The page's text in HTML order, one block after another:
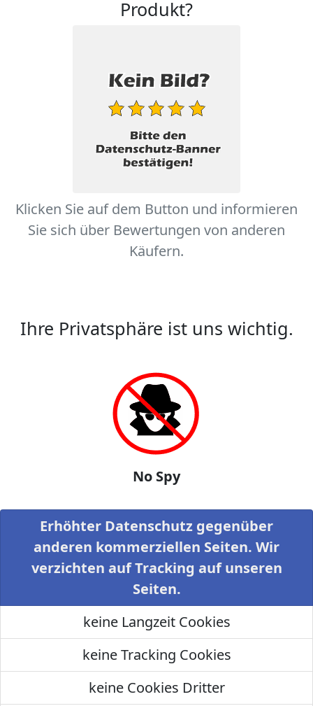
Produkt?
Klicken Sie auf dem Button und informieren
Sie sich über Bewertungen von anderen
Käufern.
Ihre Privatsphäre ist uns wichtig.
No Spy
Erhöhter Datenschutz gegenüber
anderen kommerziellen Seiten. Wir
verzichten auf Tracking auf unseren
Seiten.
keine Langzeit Cookies
keine Tracking Cookies
keine Cookies Dritter